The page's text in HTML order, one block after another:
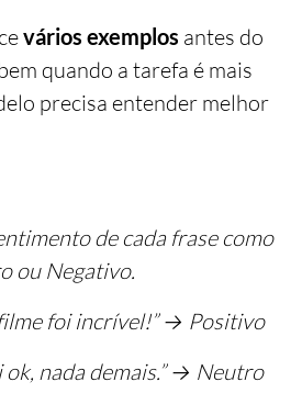
vários exemplos antes do
quando a tarefa é mais
precisa entender melhor
de cada frase como
ou Negativo.
foi incrível!” → Positivo
ok, nada demais.” → Neutro